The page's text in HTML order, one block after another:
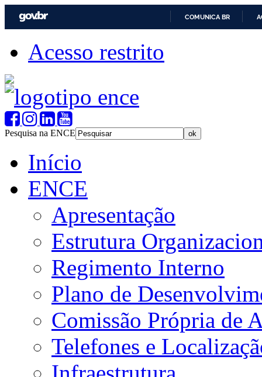
COMUNICA BR
Acesso restrito
Pesquisa na ENCE
Início
ENCE
Apresentação
Estrutura
Regimento Interno
Plano de
Comissão Própria de
Telefones e